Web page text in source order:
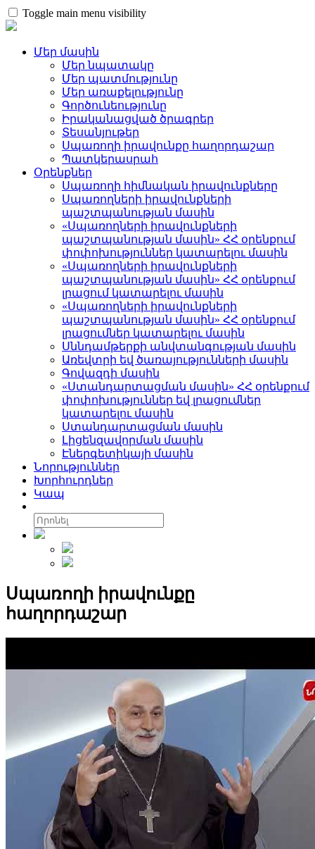
Toggle main menu visibility
Մեր մասին
Մեր նպատակը
Մեր պատմությունը
Մեր առաքելությունը
Գործունեությունը
Իրականացված ծրագրեր
Տեսանյութեր
Սպառողի իրավունքը հաղորդաշար
Պատկերասրահ
Օրենքներ
Սպառողի հիմնական իրավունքները
Սպառողների իրավունքների
պաշտպանության մասին
«Սպառողների իրավունքների
պաշտպանության մասին» ՀՀ օրենքում
փոփոխություններ կատարելու մասին
«Սպառողների իրավունքների
պաշտպանության մասին» ՀՀ օրենքում
լրացում կատարելու մասին
«Սպառողների իրավունքների
պաշտպանության մասին» ՀՀ օրենքում
լրացումներ կատարելու մասին
Սննդամթերքի անվտանգության մասին
Առեվտրի եվ ծառայությունների մասին
Գովազդի մասին
«Ստանդարտացման մասին» ՀՀ օրենքում
փոփոխություններ եվ լրացումներ
կատարելու մասին
Ստանդարտացման մասին
Լիցենզավորման մասին
Էներգետիկայի մասին
Նորություններ
Խորհուրդներ
Կապ
Սպառողի իրավունքը
հաղորդաշար